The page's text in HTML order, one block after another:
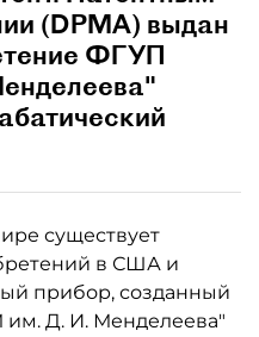
(DPMA) выдан
ФГУП
существует
в США и
прибор, созданный
Д. И. Менделеева"